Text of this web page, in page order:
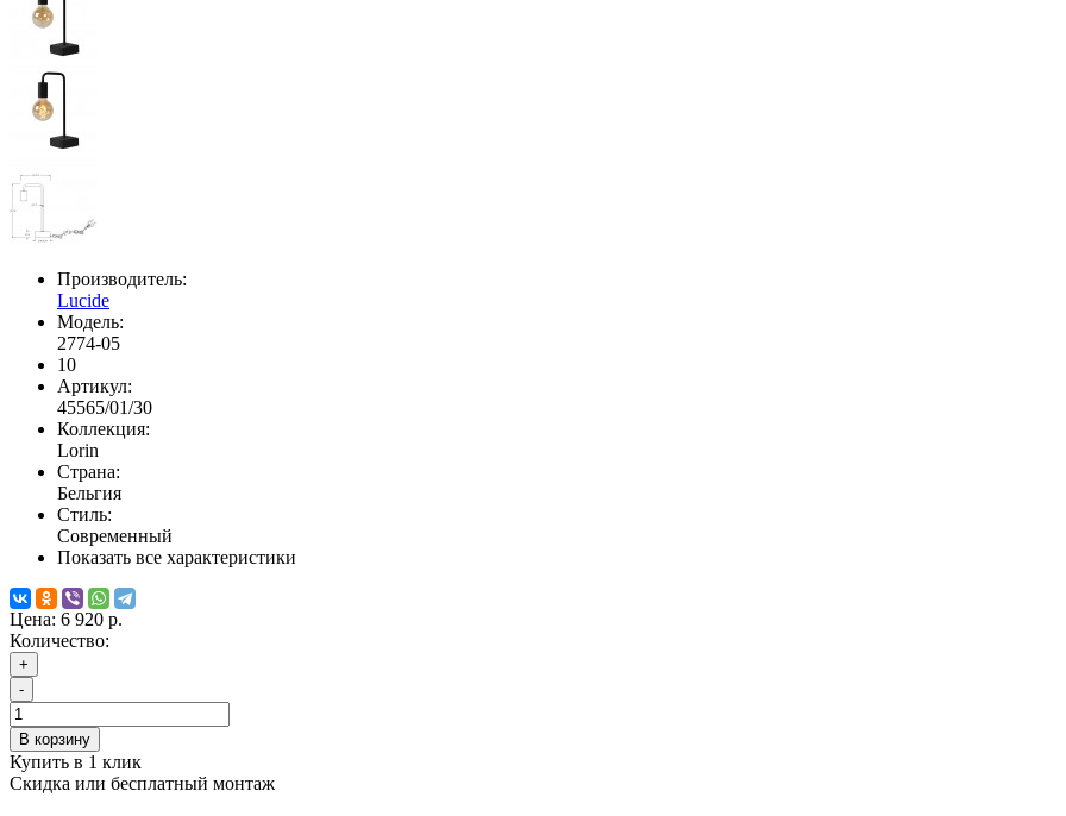
Производитель:
Lucide
Модель:
2774-05
10
Артикул:
45565/01/30
Коллекция:
Lorin
Страна:
Бельгия
Стиль:
Современный
Показать все характеристики
Цена: 6 920 р.
Количество:
+
-
В корзину
Купить в 1 клик
Скидка или бесплатный монтаж